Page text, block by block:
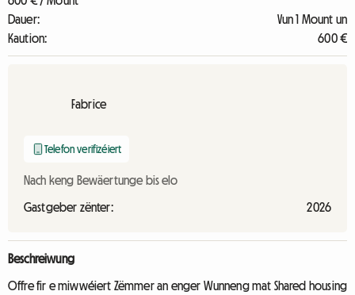
Dauer:
Vun 1 Mount un
Kaution:
600 €
Fabrice
Telefon verifizéiert
Nach keng Bewäertunge bis elo
Gastgeber zënter: 2026
Beschreiwung
Offre fir e miwwéiert Zëmmer an enger Wunneng mat Shared housing